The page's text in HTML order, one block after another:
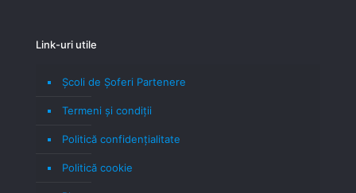
Link-uri utile
Școli de Șoferi Partenere
Termeni şi condiţii
Politică confidenţialitate
Politică cookie